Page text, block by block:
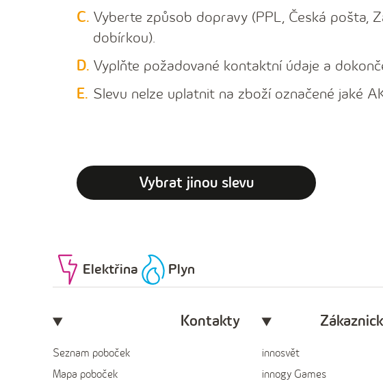
Vyberte způsob dopravy (PPL, Česká pošta,
dobírkou).
Vyplňte požadované kontaktní údaje a
Slevu nelze uplatnit na zboží označené jaké
Vybrat jinou slevu
Elektřina Plyn
Kontakty
Seznam poboček
Mapa poboček
innosvět
innogy Games